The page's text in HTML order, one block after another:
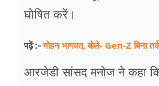
घोषित करें।
पढ़ें :-मोहन भागवत, बोले- Gen-Z बिना
आरजेडी सांसद मनोज ने कहा